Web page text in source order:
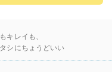
キレイも、
シにちょうどいい